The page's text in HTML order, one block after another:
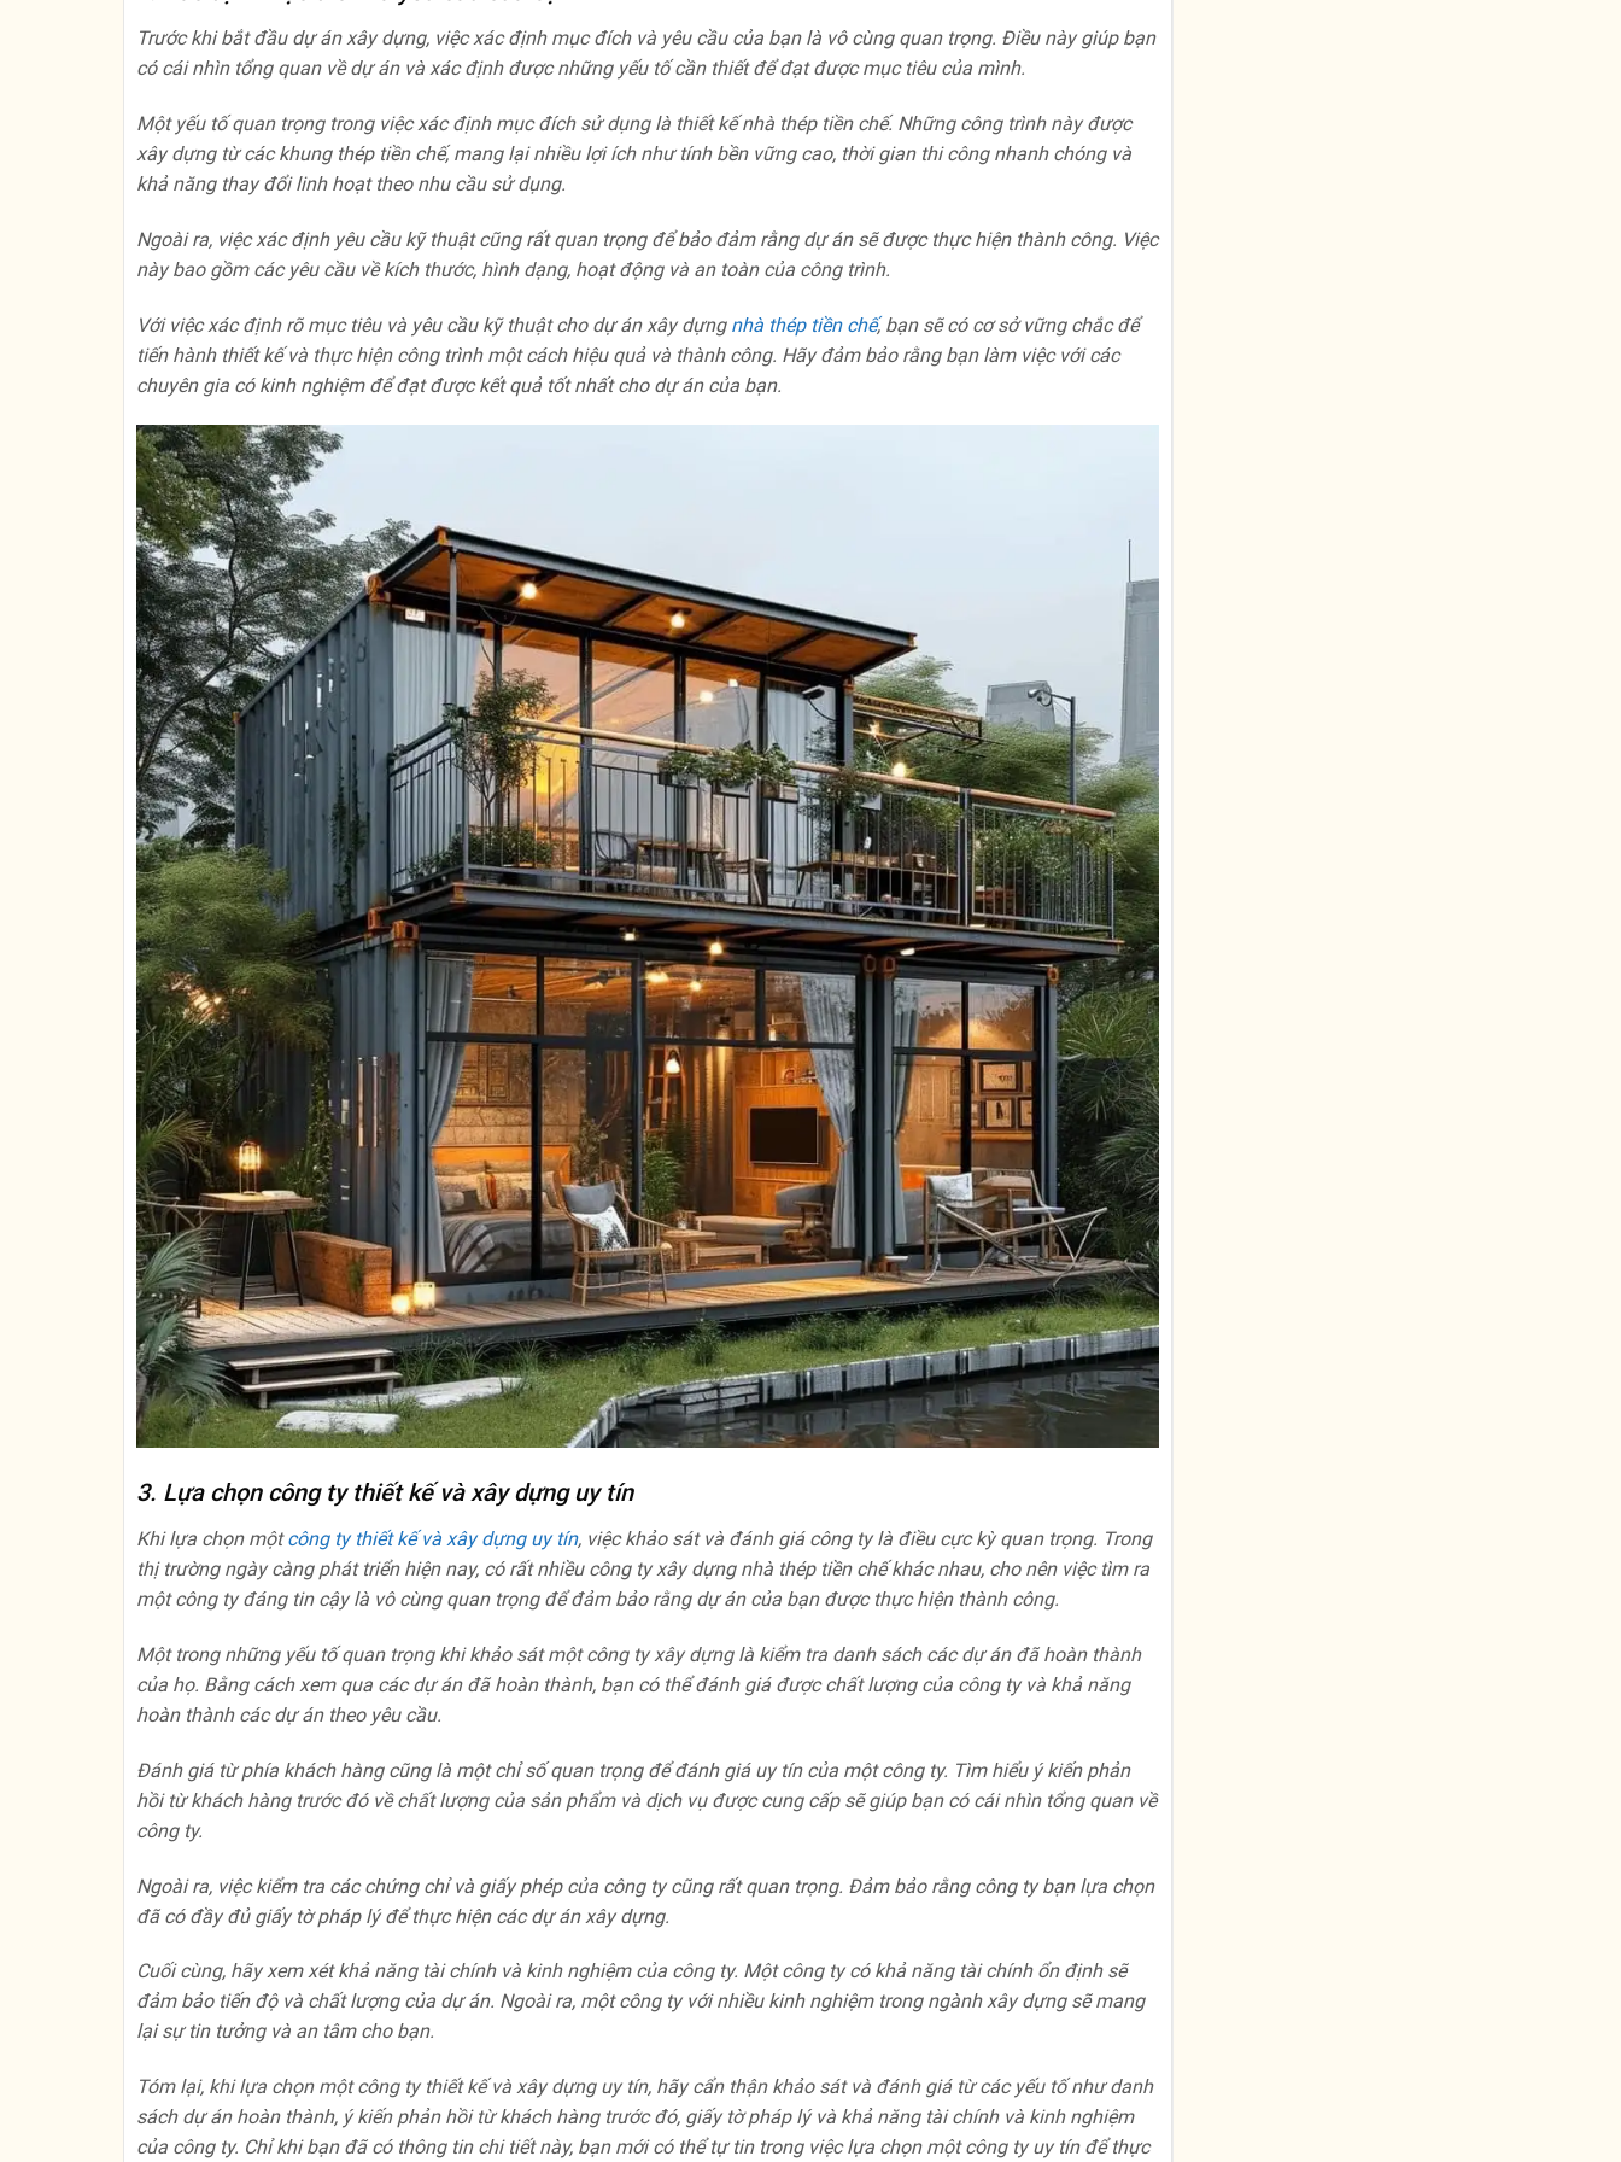
Trước khi bắt đầu dự án xây dựng, việc xác định mục đích và yêu cầu của bạn là vô cùng quan trọng. Điều này giúp bạn
có cái nhìn tổng quan về dự án và xác định được những yếu tố cần thiết để đạt được mục tiêu của mình.
Một yếu tố quan trọng trong việc xác định mục đích sử dụng là thiết kế nhà thép tiền chế. Những công trình này được
xây dựng từ các khung thép tiền chế, mang lại nhiều lợi ích như tính bền vững cao, thời gian thi công nhanh chóng và
khả năng thay đổi linh hoạt theo nhu cầu sử dụng.
Ngoài ra, việc xác định yêu cầu kỹ thuật cũng rất quan trọng để bảo đảm rằng dự án sẽ được thực hiện thành công. Việc
này bao gồm các yêu cầu về kích thước, hình dạng, hoạt động và an toàn của công trình.
Với việc xác định rõ mục tiêu và yêu cầu kỹ thuật cho dự án xây dựng nhà thép tiền chế, bạn sẽ có cơ sở vững chắc để
tiến hành thiết kế và thực hiện công trình một cách hiệu quả và thành công. Hãy đảm bảo rằng bạn làm việc với các
chuyên gia có kinh nghiệm để đạt được kết quả tốt nhất cho dự án của bạn.
3. Lựa chọn công ty thiết kế và xây dựng uy tín
Khi lựa chọn mộtcông ty thiết kế và xây dựng uy tín, việc khảo sát và đánh giá công ty là điều cực kỳ quan trọng. Trong
thị trường ngày càng phát triển hiện nay, có rất nhiều công ty xây dựng nhà thép tiền chế khác nhau, cho nên việc tìm ra
một công ty đáng tin cậy là vô cùng quan trọng để đảm bảo rằng dự án của bạn được thực hiện thành công.
Một trong những yếu tố quan trọng khi khảo sát một công ty xây dựng là kiểm tra danh sách các dự án đã hoàn thành
của họ. Bằng cách xem qua các dự án đã hoàn thành, bạn có thể đánh giá được chất lượng của công ty và khả năng
hoàn thành các dự án theo yêu cầu.
Đánh giá từ phía khách hàng cũng là một chỉ số quan trọng để đánh giá uy tín của một công ty. Tìm hiểu ý kiến ​​phản
hồi từ khách hàng trước đó về chất lượng của sản phẩm và dịch vụ được cung cấp sẽ giúp bạn có cái nhìn tổng quan về
công ty.
Ngoài ra, việc kiểm tra các chứng chỉ và giấy phép của công ty cũng rất quan trọng. Đảm bảo rằng công ty bạn lựa chọn
đã có đầy đủ giấy tờ pháp lý để thực hiện các dự án xây dựng.
Cuối cùng, hãy xem xét khả năng tài chính và kinh nghiệm của công ty. Một công ty có khả năng tài chính ổn định sẽ
đảm bảo tiến độ và chất lượng của dự án. Ngoài ra, một công ty với nhiều kinh nghiệm trong ngành xây dựng sẽ mang
lại sự tin tưởng và an tâm cho bạn.
Tóm lại, khi lựa chọn một công ty thiết kế và xây dựng uy tín, hãy cẩn thận khảo sát và đánh giá từ các yếu tố như danh
sách dự án hoàn thành, ý kiến ​​phản hồi từ khách hàng trước đó, giấy tờ pháp lý và khả năng tài chính và kinh nghiệm
của công ty. Chỉ khi bạn đã có thông tin chi tiết này, bạn mới có thể tự tin trong việc lựa chọn một công ty uy tín để thực